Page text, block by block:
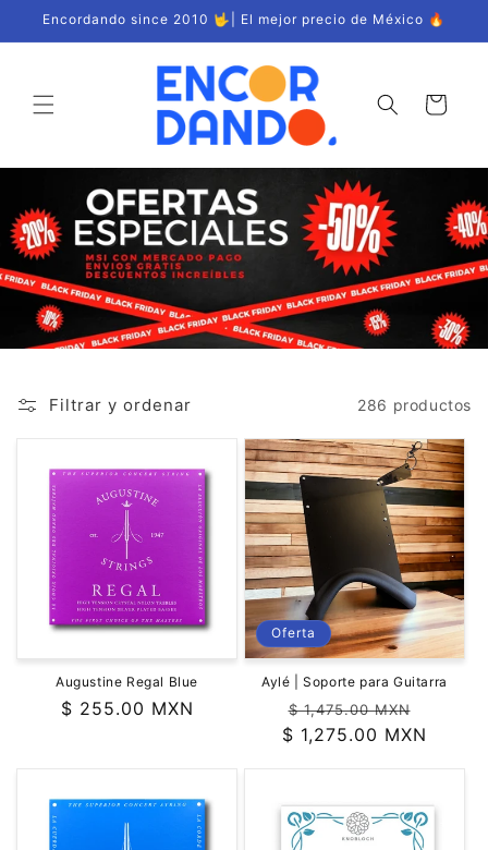
directamente
al contenido
Encordando since 2010 🤟| El mejor precio de México 🔥
Carrito
Filtrar y ordenar 286 productos
Augustine Regal Blue
Precio
$ 255.00 MXN
Oferta
Aylé | Soporte para Guitarra
Precio
habitual
$ 1,475.00 MXN
de
$ 1,275.00 MXN